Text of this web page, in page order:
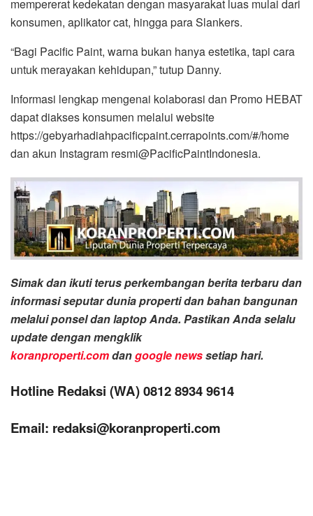
mempererat kedekatan dengan masyarakat luas mulai dari
konsumen, aplikator cat, hingga para Slankers.
“Bagi Pacific Paint, warna bukan hanya estetika, tapi cara
untuk merayakan kehidupan,” tutup Danny.
Informasi lengkap mengenai kolaborasi dan Promo HEBAT
dapat diakses konsumen melalui website
https://gebyarhadiahpacificpaint.cerrapoints.com/#/home
dan akun Instagram resmi@PacificPaintIndonesia.
Simak dan ikuti terus perkembangan berita terbaru dan
informasi seputar dunia properti dan bahan bangunan
melalui ponsel dan laptop Anda. Pastikan Anda selalu
update dengan mengklik
koranproperti.comdangoogle newssetiap hari.
Hotline Redaksi (WA) 0812 8934 9614
Email: redaksi@koranproperti.com